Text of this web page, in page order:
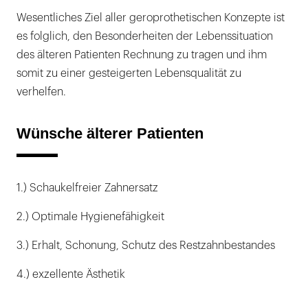
Wesentliches Ziel aller geroprothetischen Konzepte ist
es folglich, den Besonderheiten der Lebenssituation
des älteren Patienten Rechnung zu tragen und ihm
somit zu einer gesteigerten Lebensqualität zu
verhelfen.
Wünsche älterer Patienten
1.) Schaukelfreier Zahnersatz
2.) Optimale Hygienefähigkeit
3.) Erhalt, Schonung, Schutz des Restzahnbestandes
4.) exzellente Ästhetik